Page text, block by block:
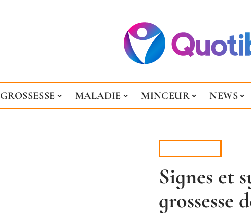
GROSSESSE MALADIE MINCEUR NEWS
Signes et
grossesse